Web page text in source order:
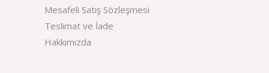
Mesafeli Satış Sözleşmesi
Teslimat ve İade
Hakkımızda